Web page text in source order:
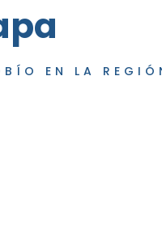
EN LA